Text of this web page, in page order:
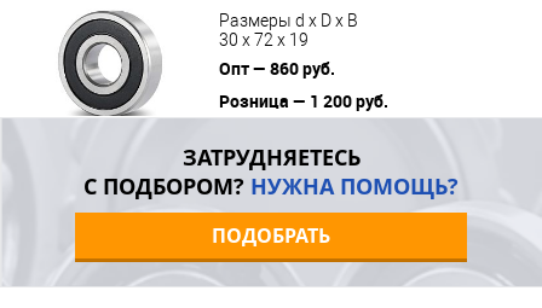
Размеры d x D x B
30 x 72 x 19
Опт — 860 руб.
Розница — 1 200 руб.
ЗАТРУДНЯЕТЕСЬ
С ПОДБОРОМ? НУЖНА ПОМОЩЬ?
ПОДОБРАТЬ